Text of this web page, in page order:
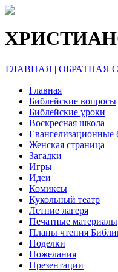
ГЛАВНАЯ | ОБРАТНАЯ
Главная
Библейские вопросы
Библейские уроки
Воскресная школа
Евангелизационные
Женская страница
Загадки
Игры
Идеи
Комиксы
Кукольный театр
Летние лагеря
Печатные материалы
Планы чтения
Поделки
Пожелания
Презентации